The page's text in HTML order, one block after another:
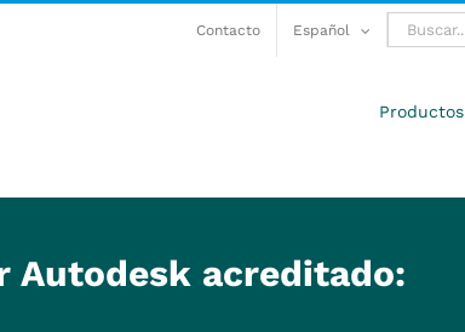
Contacto Español Buscar:
Productos
Autodesk acreditado: